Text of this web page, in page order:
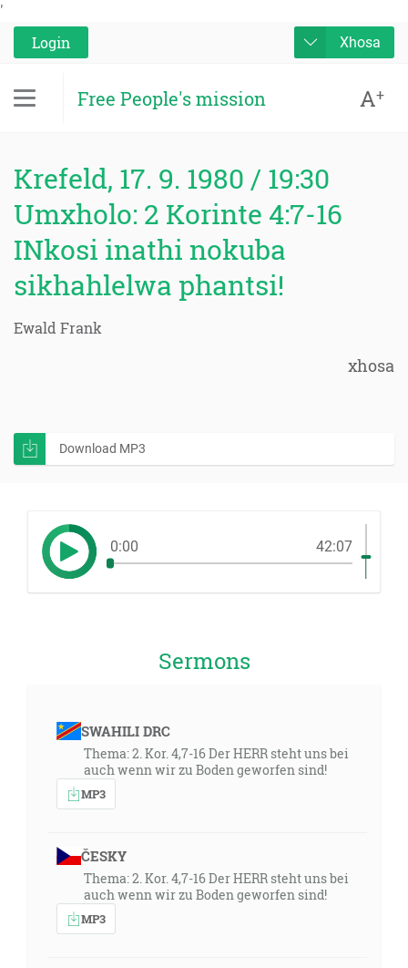
'
Login
Xhosa
Free People's mission A+
Krefeld, 17. 9. 1980 / 19:30
Umxholo: 2 Korinte 4:7-16
INkosi inathi nokuba
sikhahlelwa phantsi!
Ewald Frank
xhosa
Download MP3
0:00 42:07
Sermons
SWAHILI DRC
Thema: 2. Kor. 4,7-16 Der HERR steht uns bei
auch wenn wir zu Boden geworfen sind!
MP3
ČESKY
Thema: 2. Kor. 4,7-16 Der HERR steht uns bei
auch wenn wir zu Boden geworfen sind!
MP3